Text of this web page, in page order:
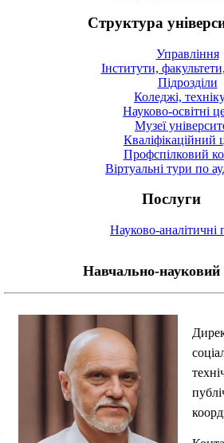
Структура
Управління
Інститути,
Підрозділи
Коледжі,
Науково-освітні
Музеї
Кваліфікаційний
Профспілковий
Віртуальні тури по
Послуги
Науково-аналітичні
Навчально-науковий